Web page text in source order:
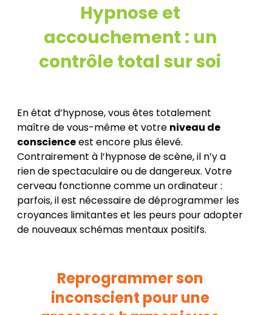
Hypnose et
accouchement : un
contrôle total sur soi
En état d’hypnose, vous êtes totalement
maître de vous-même et votre niveau de
conscienceest encore plus élevé.
Contrairement à l’hypnose de scène, il n’y a
rien de spectaculaire ou de dangereux. Votre
cerveau fonctionne comme un ordinateur :
parfois, il est nécessaire de déprogrammer les
croyances limitantes et les peurs pour adopter
de nouveaux schémas mentaux positifs.
Reprogrammer son
inconscient pour une